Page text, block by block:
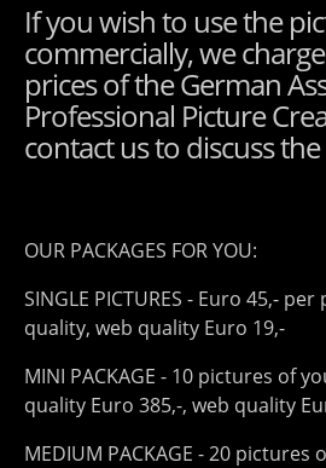
If you wish to use the
commercially, we
prices of the German
Professional Picture
contact us to discuss
OUR PACKAGES FOR YOU:
SINGLE PICTURES - Euro 45,-
quality, web quality Euro 19,-
MINI PACKAGE - 10 pictures of
quality Euro 385,-, web quality
MEDIUM PACKAGE - 20